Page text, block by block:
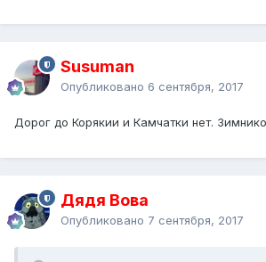
Susuman
Опубликовано 6 сентября, 2017
Дорог до Корякии и Камчатки нет.
Дядя Вова
Опубликовано 7 сентября, 2017